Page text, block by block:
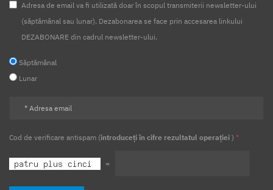
Adresa de email va fi utilizată doar în scopul transmiterii newsletter-ului
(săptămânal sau lunar). Dezabonarea se face prin accesarea linkului
DEZABONARE din cadrul newsletter-ului.
Săptămânal
Lunar
Cod de verificare antispam (introduceți în cifre rezultatul operației ) *
=